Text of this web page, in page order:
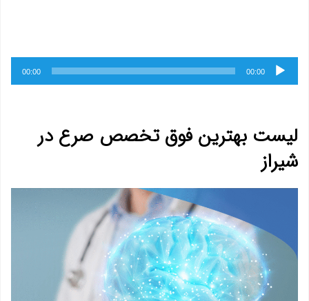
پخش‌کننده
صوت
00:00
00:00
لیست بهترین فوق تخصص صرع در
شیراز